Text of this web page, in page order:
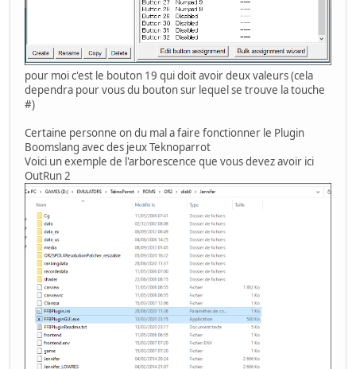
pour moi c'est le bouton 19 qui doit avoir deux valeurs (cela
dependra pour vous du bouton sur lequel se trouve la touche
#)
Certaine personne on du mal a faire fonctionner le Plugin
Boomslang avec des jeux Teknoparrot
Voici un exemple de l'arborescence que vous devez avoir ici
OutRun 2